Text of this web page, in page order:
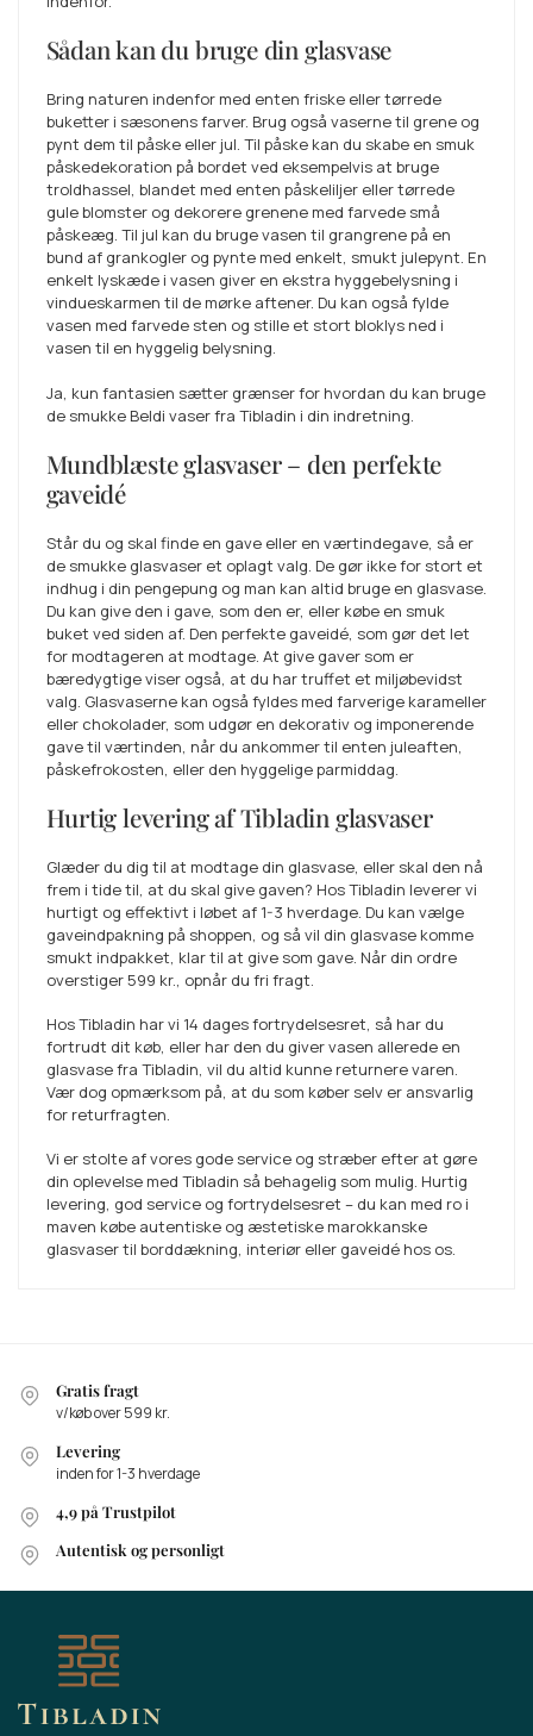
Sådan kan du bruge din glasvase
Bring naturen indenfor med enten friske eller tørrede
buketter i sæsonens farver. Brug også vaserne til grene og
pynt dem til påske eller jul. Til påske kan du skabe en smuk
påskedekoration på bordet ved eksempelvis at bruge
troldhassel, blandet med enten påskeliljer eller tørrede
gule blomster og dekorere grenene med farvede små
påskeæg. Til jul kan du bruge vasen til grangrene på en
bund af grankogler og pynte med enkelt, smukt julepynt. En
enkelt lyskæde i vasen giver en ekstra hyggebelysning i
vindueskarmen til de mørke aftener. Du kan også fylde
vasen med farvede sten og stille et stort bloklys ned i
vasen til en hyggelig belysning.
Ja, kun fantasien sætter grænser for hvordan du kan bruge
de smukke Beldi vaser fra Tibladin i din indretning.
Mundblæste glasvaser – den perfekte
gaveidé
Står du og skal finde en gave eller en værtindegave, så er
de smukke glasvaser et oplagt valg. De gør ikke for stort et
indhug i din pengepung og man kan altid bruge en glasvase.
Du kan give den i gave, som den er, eller købe en smuk
buket ved siden af. Den perfekte gaveidé, som gør det let
for modtageren at modtage. At give gaver som er
bæredygtige viser også, at du har truffet et miljøbevidst
valg. Glasvaserne kan også fyldes med farverige karameller
eller chokolader, som udgør en dekorativ og imponerende
gave til værtinden, når du ankommer til enten juleaften,
påskefrokosten, eller den hyggelige parmiddag.
Hurtig levering af Tibladin glasvaser
Glæder du dig til at modtage din glasvase, eller skal den nå
frem i tide til, at du skal give gaven? Hos Tibladin leverer vi
hurtigt og effektivt i løbet af 1-3 hverdage. Du kan vælge
gaveindpakning på shoppen, og så vil din glasvase komme
smukt indpakket, klar til at give som gave. Når din ordre
overstiger599 kr., opnår du fri fragt.
Hos Tibladin har vi 14 dages fortrydelsesret, så har du
fortrudt dit køb, eller har den du giver vasen allerede en
glasvase fra Tibladin, vil du altid kunne returnere varen.
Vær dog opmærksom på, at du som køber selv er ansvarlig
for returfragten.
Vi er stolte af vores gode service og stræber efter at gøre
din oplevelse med Tibladin så behagelig som mulig. Hurtig
levering, god service og fortrydelsesret – du kan med ro i
maven købe autentiske og æstetiske marokkanske
glasvaser til borddækning, interiør eller gaveidé hos os.
Gratis fragt
v/køb over 599 kr.
Levering
inden for 1-3 hverdage
4,9 på Trustpilot
Autentisk og personligt